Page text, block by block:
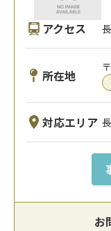
アクセス
所在地
対応エリア
お